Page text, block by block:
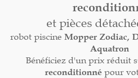
et pièces
robot piscine Mopper Zodiac,
Aquatron
Bénéficiez d'un prix réduit
reconditionnépour